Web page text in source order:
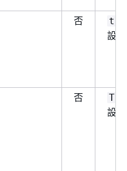
否
設)
否
設)